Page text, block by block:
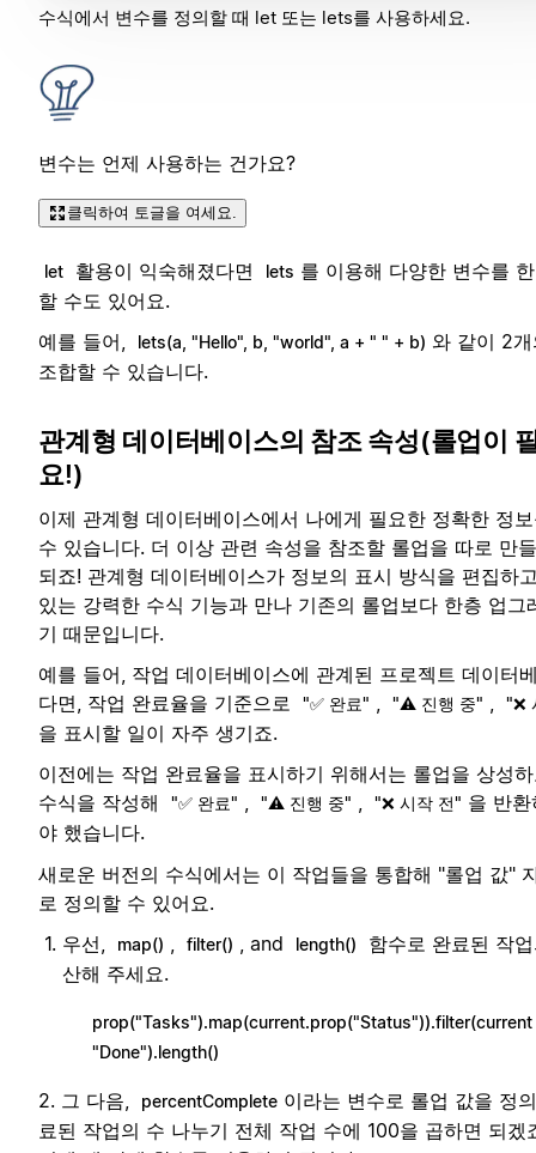
수식에서 변수를 정의할 때 let 또는 lets를 사용하세요.
변수는 언제 사용하는 건가요?
클릭하여 토글을 여세요.
let 활용이 익숙해졌다면 lets 를 이용해 다양한 변수를
할 수도 있어요.
예를 들어,
lets(a, "Hello", b, "world", a + " " + b) 와 같이 2
조합할 수 있습니다.
관계형 데이터베이스의 참조 속성(롤업이
요!)
이제 관계형 데이터베이스에서 나에게 필요한 정확한 정
수 있습니다. 더 이상 관련 속성을 참조할 롤업을 따로 만
되죠! 관계형 데이터베이스가 정보의 표시 방식을 편집하
있는 강력한 수식 기능과 만나 기존의 롤업보다 한층 업그
기 때문입니다.
예를 들어, 작업 데이터베이스에 관계된 프로젝트 데이터
다면, 작업 완료율을 기준으로
"✅ 완료" , "⚠️ 진행 중" , "❌
을 표시할 일이 자주 생기죠.
이전에는 작업 완료율을 표시하기 위해서는 롤업을 상성
수식을 작성해
"✅ 완료" , "⚠️ 진행 중" , "❌ 시작 전" 을 반
야 했습니다.
새로운 버전의 수식에서는 이 작업들을 통합해 "롤업 값"
로 정의할 수 있어요.
우선,
map() , filter() , and length()
함수로 완료된 작
산해 주세요.
prop("Tasks").map(current.prop("Status")).filter(current
"Done").length()
2. 그 다음, percentComplete 이라는 변수로 롤업 값을 정
료된 작업의 수 나누기 전체 작업 수에 100을 곱하면 되겠